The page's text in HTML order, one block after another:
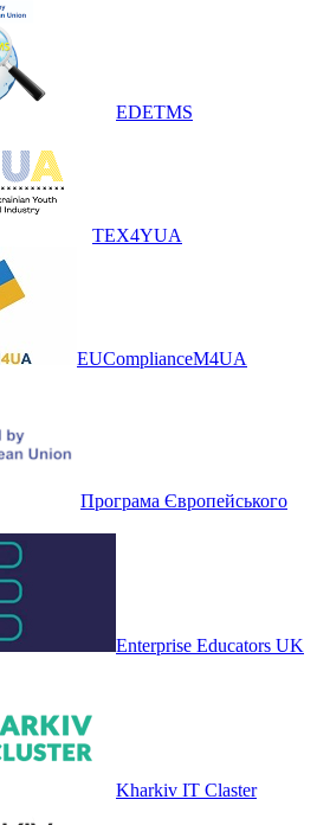
EDETMS
TEX4YUA
EUComplianceM4UA
Програма Європейського
Enterprise Educators UK
Kharkiv IT Claster